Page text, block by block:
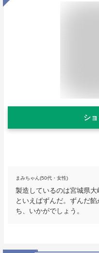
シ
まみちゃん(50代・女性)
製造しているのは宮城県
といえばずんだ。ずんだ
ち、いかがでしょう。